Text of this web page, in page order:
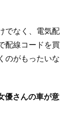
でなく、電気配
配線コードを買
のがもったいな
優さんの車が意